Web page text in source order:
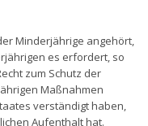
Minderjährige angehört,
es erfordert, so
zum Schutz der
Maßnahmen
verständigt haben,
Aufenthalt hat.